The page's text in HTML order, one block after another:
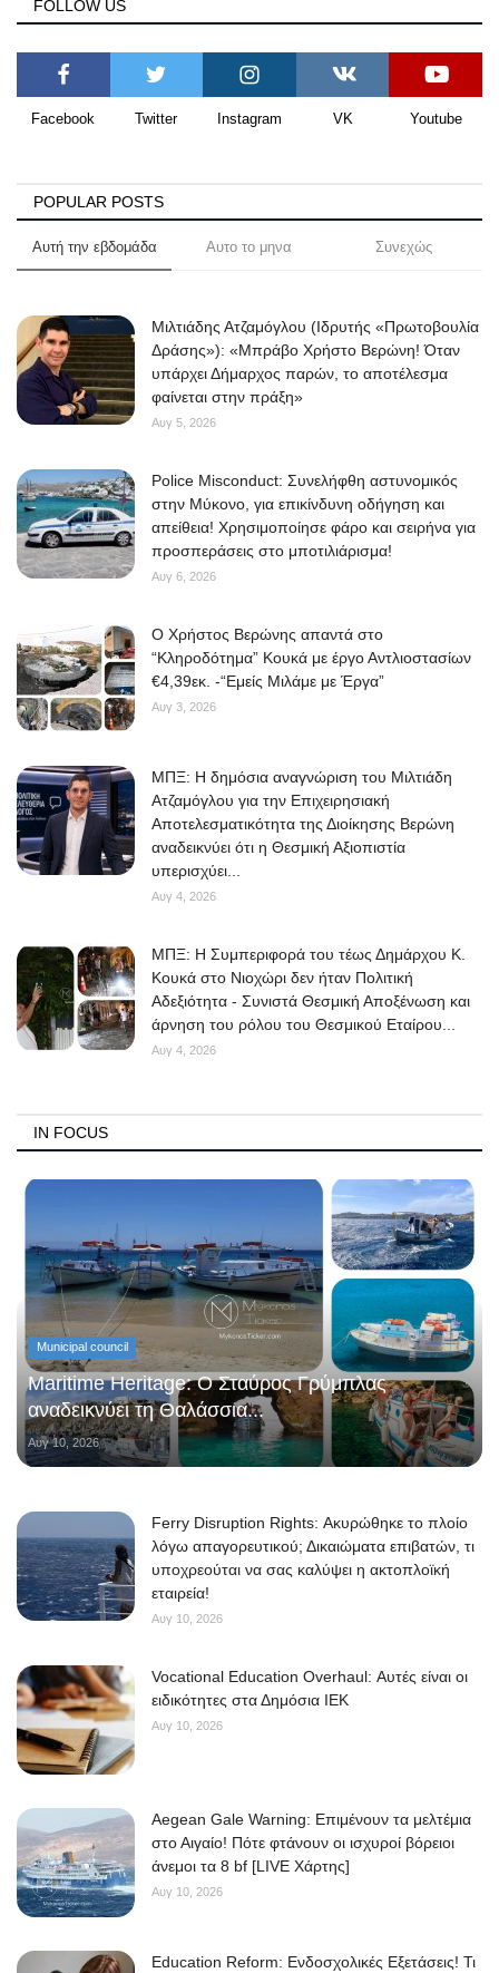
FOLLOW US
Facebook Twitter Instagram VK Youtube
POPULAR POSTS
Αυτή την εβδομάδα Αυτο το μηνα Συνεχώς
Μιλτιάδης Ατζαμόγλου (Ιδρυτής «Πρωτοβουλία
Δράσης»): «Μπράβο Χρήστο Βερώνη! Όταν
υπάρχει Δήμαρχος παρών, το αποτέλεσμα
φαίνεται στην πράξη»
Αυγ 5, 2026
Police Misconduct: Συνελήφθη αστυνομικός
στην Μύκονο, για επικίνδυνη οδήγηση και
απείθεια! Χρησιμοποίησε φάρο και σειρήνα για
προσπεράσεις στο μποτιλιάρισμα!
Αυγ 6, 2026
O Χρήστος Βερώνης απαντά στο
“Κληροδότημα” Κουκά με έργο Αντλιοστασίων
€4,39εκ. -“Εμείς Μιλάμε με Έργα”
Αυγ 3, 2026
ΜΠΞ: Η δημόσια αναγνώριση του Μιλτιάδη
Ατζαμόγλου για την Επιχειρησιακή
Αποτελεσματικότητα της Διοίκησης Βερώνη
αναδεικνύει ότι η Θεσμική Αξιοπιστία
υπερισχύει...
Αυγ 4, 2026
ΜΠΞ: Η Συμπεριφορά του τέως Δημάρχου Κ.
Κουκά στο Νιοχώρι δεν ήταν Πολιτική
Αδεξιότητα - Συνιστά Θεσμική Αποξένωση και
άρνηση του ρόλου του Θεσμικού Εταίρου...
Αυγ 4, 2026
IN FOCUS
Municipal council
Maritime Heritage: Ο Σταύρος Γρύμπλας
αναδεικνύει τη Θαλάσσια...
Αυγ 10, 2026
Ferry Disruption Rights: Ακυρώθηκε το πλοίο
λόγω απαγορευτικού; Δικαιώματα επιβατών, τι
υποχρεούται να σας καλύψει η ακτοπλοϊκή
εταιρεία!
Αυγ 10, 2026
Vocational Education Overhaul: Αυτές είναι οι
ειδικότητες στα Δημόσια ΙΕΚ
Αυγ 10, 2026
Aegean Gale Warning: Επιμένουν τα μελτέμια
στο Αιγαίο! Πότε φτάνουν οι ισχυροί βόρειοι
άνεμοι τα 8 bf [LIVE Χάρτης]
Αυγ 10, 2026
Education Reform: Ενδοσχολικές Εξετάσεις! Τι